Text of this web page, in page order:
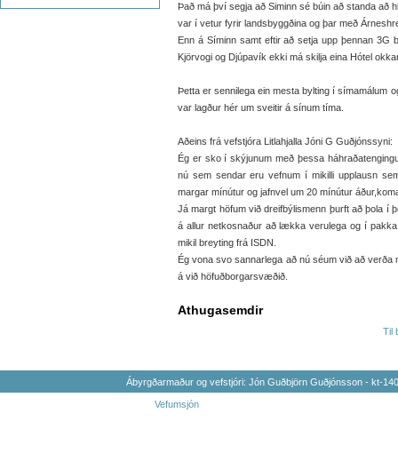
Það má því segja að Siminn sé búin að standa að
var í vetur fyrir landsbyggðina og þar með
Enn á Síminn samt eftir að setja upp þennan 3G
Kjörvogi og Djúpavík ekki má skilja eina Hótel
Þetta er sennilega ein mesta bylting í símamálum
var lagður hér um sveitir á sínum tíma.
Aðeins frá vefstjóra Litlahjalla Jóni G Guðjónssyni:
Ég er sko í skýjunum með þessa
nú sem sendar eru vefnum í mikilli upplausn
margar mínútur og jafnvel um 20 mínútur
Já margt höfum við dreifbýlismenn þurft að þola í
á allur netkosnaður að lækka verulega og í
mikil breyting frá ISDN.
Ég vona svo sannarlega að nú séum við að
á við höfuðborgarsvæðið.
Athugasemdir
Til
Ábyrgðarmaður og vefstjóri: Jón Guðbjörn Guðjónsson - kt-
Vefumsjón